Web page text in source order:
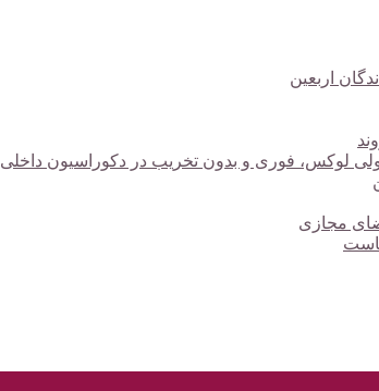
لوکس، فوری و بدون تخریب در دکوراسیون داخلی
مجازی